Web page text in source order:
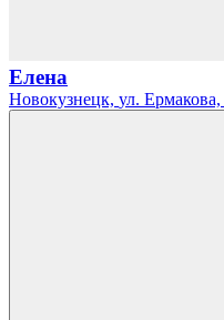
Елена
Новокузнецк, ул. Ермакова,